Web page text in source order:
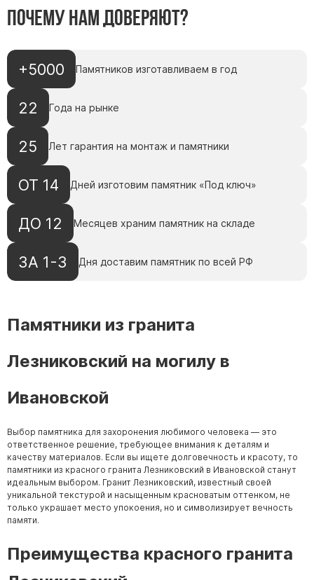
Почему нам доверяют?
+5000 Памятников изготавливаем в год
22 Года на рынке
25 Лет гарантия на монтаж и памятники
ОТ 14 Дней изготовим памятник «Под ключ»
ДО 12 Месяцев храним памятник на складе
ЗА 1-3 Дня доставим памятник по всей РФ
Памятники из гранита
Лезниковский на могилу в
Ивановской
Выбор памятника для захоронения любимого человека — это
ответственное решение, требующее внимания к деталям и
качеству материалов. Если вы ищете долговечность и красоту, то
памятники из красного гранита Лезниковский в Ивановской станут
идеальным выбором. Гранит Лезниковский, известный своей
уникальной текстурой и насыщенным красноватым оттенком, не
только украшает место упокоения, но и символизирует вечность
памяти.
Преимущества красного гранита